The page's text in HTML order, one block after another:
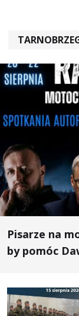
Pisarze na
by pomóc